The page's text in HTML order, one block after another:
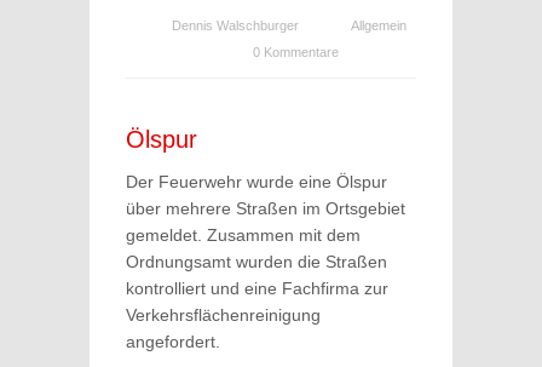
Dennis Walschburger
Allgemein
0 Kommentare
Ölspur
Der Feuerwehr wurde eine Ölspur
über mehrere Straßen im Ortsgebiet
gemeldet. Zusammen mit dem
Ordnungsamt wurden die Straßen
kontrolliert und eine Fachfirma zur
Verkehrsflächenreinigung
angefordert.